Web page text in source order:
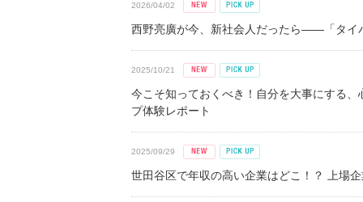
2026/04/02
西野亮廣が今、新社会人だったら――「タイ
2025/10/21
今こそ知っておくべき！自分を大事にする
プ体験レポート
2025/09/29
世田谷区で年収の高い企業はどこ！？ 上場